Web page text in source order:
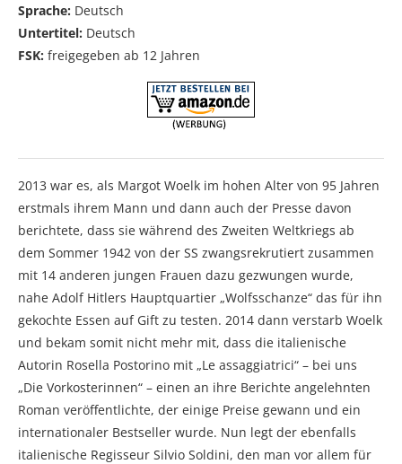
Sprache: Deutsch
Untertitel: Deutsch
FSK: freigegeben ab 12 Jahren
2013 war es, als Margot Woelk im hohen Alter von 95 Jahren
erstmals ihrem Mann und dann auch der Presse davon
berichtete, dass sie während des Zweiten Weltkriegs ab
dem Sommer 1942 von der SS zwangsrekrutiert zusammen
mit 14 anderen jungen Frauen dazu gezwungen wurde,
nahe Adolf Hitlers Hauptquartier „Wolfsschanze“ das für ihn
gekochte Essen auf Gift zu testen. 2014 dann verstarb Woelk
und bekam somit nicht mehr mit, dass die italienische
Autorin Rosella Postorino mit „Le assaggiatrici“ – bei uns
„Die Vorkosterinnen“ – einen an ihre Berichte angelehnten
Roman veröffentlichte, der einige Preise gewann und ein
internationaler Bestseller wurde. Nun legt der ebenfalls
italienische Regisseur Silvio Soldini, den man vor allem für